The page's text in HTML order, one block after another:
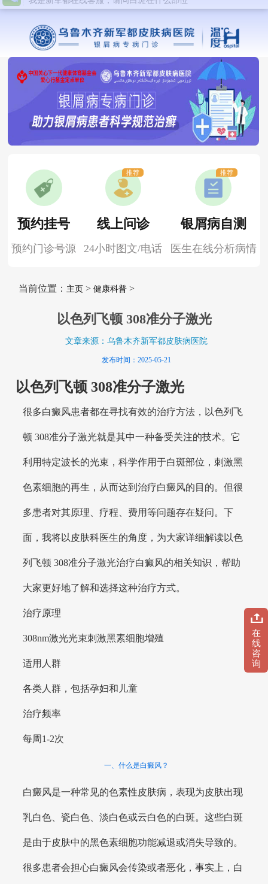
预约挂号
预约门诊号源
线上问诊
24小时图文/电话
推荐
银屑病自测
医生在线分析病情
推荐
当前位置： 主页> 健康科普>
以色列飞顿 308准分子激光
文章来源：乌鲁木齐新军都皮肤病医院
发布时间：2025-05-21
以色列飞顿 308准分子激光
很多白癜风患者都在寻找有效的治疗方法，以色列飞
顿 308准分子激光就是其中一种备受关注的技术。它
利用特定波长的光束，科学作用于白斑部位，刺激黑
色素细胞的再生，从而达到治疗白癜风的目的。但很
多患者对其原理、疗程、费用等问题存在疑问。下
面，我将以皮肤科医生的角度，为大家详细解读以色
列飞顿 308准分子激光治疗白癜风的相关知识，帮助
大家更好地了解和选择这种治疗方式。
治疗原理
308nm激光光束刺激黑素细胞增殖
适用人群
各类人群，包括孕妇和儿童
治疗频率
每周1-2次
一、什么是白癜风？
白癜风是一种常见的色素性皮肤病，表现为皮肤出现
乳白色、瓷白色、淡白色或云白色的白斑。这些白斑
是由于皮肤中的黑色素细胞功能减退或消失导致的。
很多患者会担心白癜风会传染或者恶化，事实上，白
在
线
咨
询